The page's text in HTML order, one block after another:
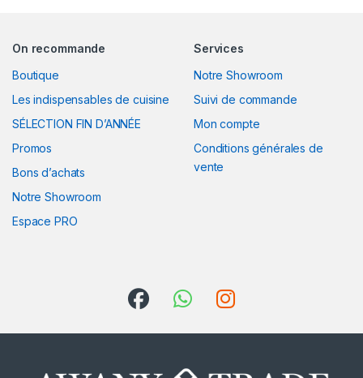
On recommande
Boutique
Les indispensables de cuisine
SÉLECTION FIN D’ANNÉE
Promos
Bons d’achats
Notre Showroom
Espace PRO
Services
Notre Showroom
Suivi de commande
Mon compte
Conditions générales de
vente